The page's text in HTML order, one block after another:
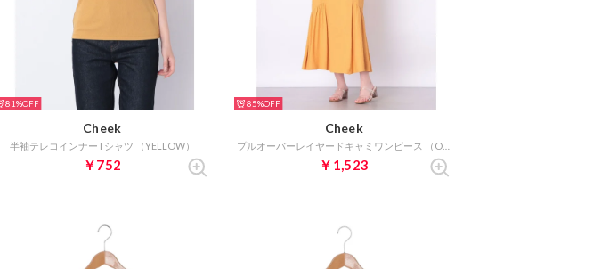
81%
Cheek
半袖テレコインナーTシャツ （YELLOW）
￥752
85%
Cheek
プルオーバーレイヤードキャミワンピース （ORANGE）
￥1,523